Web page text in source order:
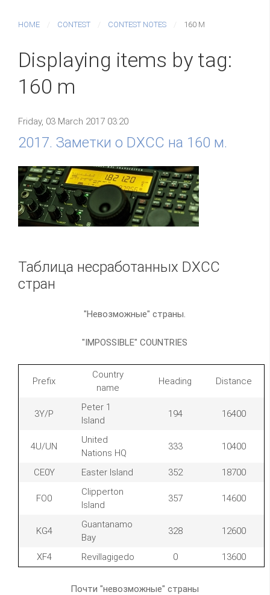
HOME CONTEST CONTEST NOTES 160 M
Displaying items by tag:
160 m
Friday, 03 March 2017 03:20
2017. Заметки о DXCC на 160 м.
Таблица несработанных DXCC
стран
"Невозможные" страны.
"IMPOSSIBLE" COUNTRIES
Prefix
Country
name
Heading Distance
3Y/P
Peter 1
Island
194 16400
4U/UN
United
Nations HQ
333 10400
CE0Y Easter Island 352 18700
FO0
Clipperton
Island
357 14600
KG4
Guantanamo
Bay
328 12600
XF4 Revillagigedo 0 13600
Почти "невозможные" страны